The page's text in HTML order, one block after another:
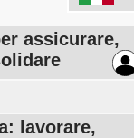
assicurare,
lavorare,